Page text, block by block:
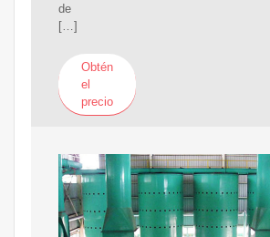
de
[…]
Obtén
el
precio